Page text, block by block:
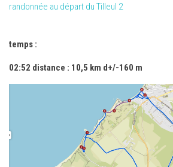
randonnée au départ du Tilleul 2
temps :
02:52 distance : 10,5 km d+/-160 m